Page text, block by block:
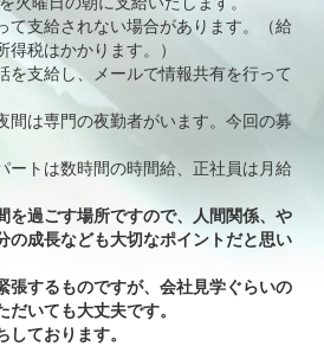
て支給されない場合があります。（給
税はかかります。）
を支給し、メールで情報共有を行って
間は専門の夜勤者がいます。今回の募
ートは数時間の時間給、正社員は月給
を過ごす場所ですので、人間関係、や
の成長なども大切なポイントだと思い
張するものですが、会社見学ぐらいの
いても大丈夫です。
ております。